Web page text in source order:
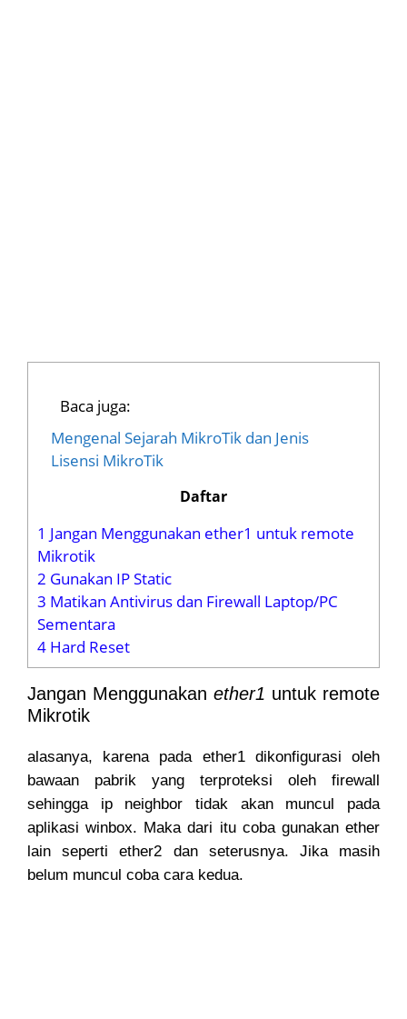
Baca juga:
Mengenal Sejarah MikroTik dan Jenis
Lisensi MikroTik
Daftar
1 Jangan Menggunakan ether1 untuk remote
Mikrotik
2 Gunakan IP Static
3 Matikan Antivirus dan Firewall Laptop/PC
Sementara
4 Hard Reset
Jangan Menggunakan ether1 untuk remote
Mikrotik
alasanya, karena pada ether1 dikonfigurasi oleh
bawaan pabrik yang terproteksi oleh firewall
sehingga ip neighbor tidak akan muncul pada
aplikasi winbox. Maka dari itu coba gunakan ether
lain seperti ether2 dan seterusnya. Jika masih
belum muncul coba cara kedua.